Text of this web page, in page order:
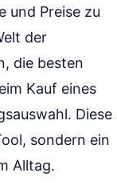
und Preise zu
der
die besten
Kauf eines
Diese
sondern ein
Alltag.